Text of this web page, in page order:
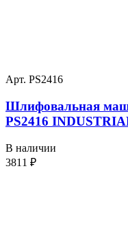
Арт. PS2416
Шлифовальная
PS2416
В наличии
3811 ₽